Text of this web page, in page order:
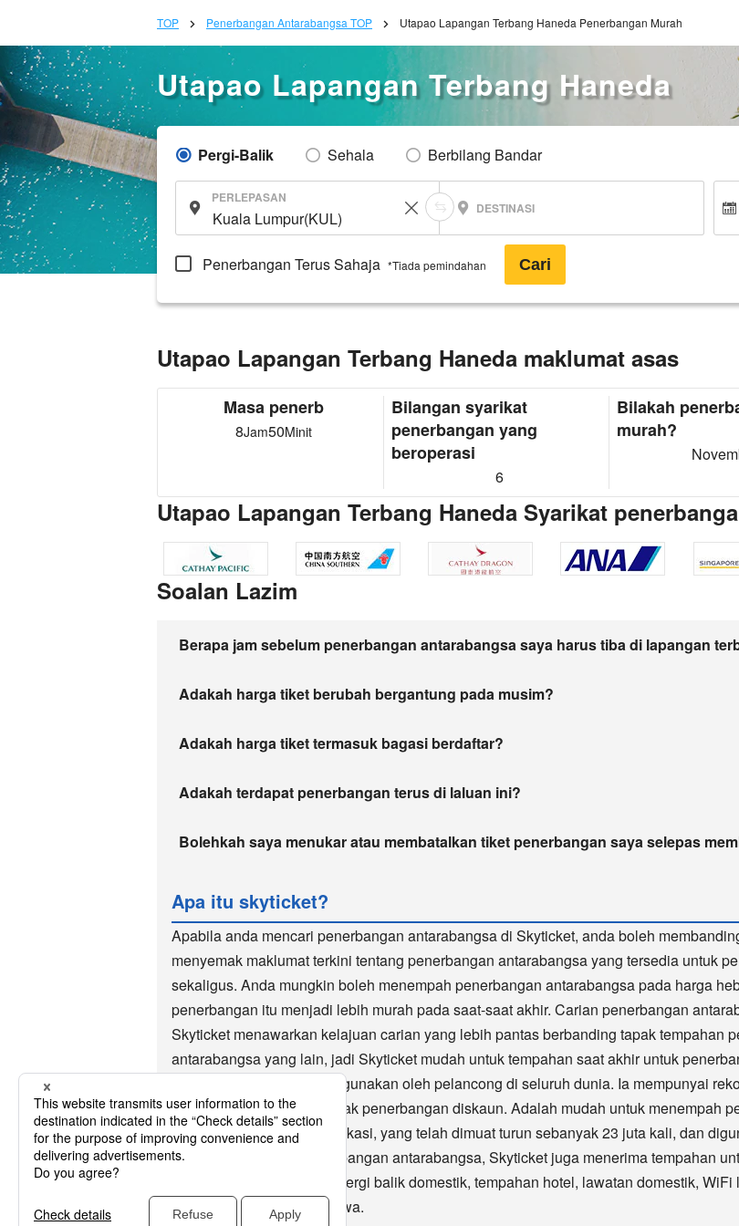
TOP Penerbangan Antarabangsa TOP Utapao Lapangan Terbang Haneda Penerbangan Murah
Utapao Lapangan Terbang Haneda
Pergi-Balik Sehala Berbilang Bandar
PERLEPASAN
DESTINASI
Penerbangan Terus Sahaja *Tiada pemindahan Cari
Utapao Lapangan Terbang Haneda maklumat asas
Masa penerb
8Jam50Minit
Bilangan syarikat
penerbangan yang
beroperasi
6
Bilakah
murah?
Utapao Lapangan Terbang Haneda Syarikat
Soalan Lazim
Berapa jam sebelum penerbangan antarabangsa saya harus tiba di lapangan
Adakah harga tiket berubah bergantung pada musim?
Adakah harga tiket termasuk bagasi berdaftar?
Adakah terdapat penerbangan terus di laluan ini?
Bolehkah saya menukar atau membatalkan tiket penerbangan saya selepas
Apa itu skyticket?
Apabila anda mencari penerbangan antarabangsa di Skyticket, anda boleh
menyemak maklumat terkini tentang penerbangan antarabangsa yang tersedia untuk
sekaligus. Anda mungkin boleh menempah penerbangan antarabangsa pada harga
penerbangan itu menjadi lebih murah pada saat-saat akhir. Carian penerbangan
Skyticket menawarkan kelajuan carian yang lebih pantas berbanding tapak tempahan
antarabangsa yang lain, jadi Skyticket mudah untuk tempahan saat akhir untuk
antarabangsa. Skyticket digunakan oleh pelancong di seluruh dunia. Ia mempunyai
lebih 10 tahun sebagai tapak penerbangan diskaun. Adalah mudah untuk menempah
diskaun menggunakan aplikasi, yang telah dimuat turun sebanyak 23 juta kali, dan
ramai orang. Selain penerbangan antarabangsa, Skyticket juga menerima tempahan
penerbangan sehala dan pergi balik domestik, tempahan hotel, lawatan domestik, WiFi
bas ekspres dan kereta sewa.